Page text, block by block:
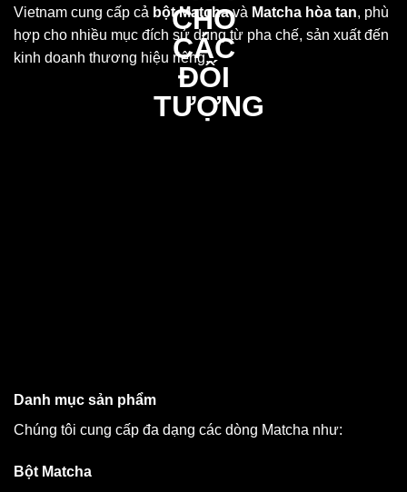
Vietnam cung cấp cả bột Matchavà Matcha hòa tan, phù
hợp cho nhiều mục đích sử dụng từ pha chế, sản xuất đến
kinh doanh thương hiệu riêng.
Danh mục sản phẩm
Chúng tôi cung cấp đa dạng các dòng Matcha như:
Bột Matcha